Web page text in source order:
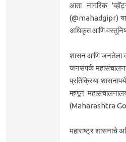
आता नागरिक
(@mahadgipr) या
अधिकृत आणि
शासन आणि जनतेला
जनसंपर्क
प्रतिक्रिया
म्हणून
(Maharashtra
महाराष्ट्र